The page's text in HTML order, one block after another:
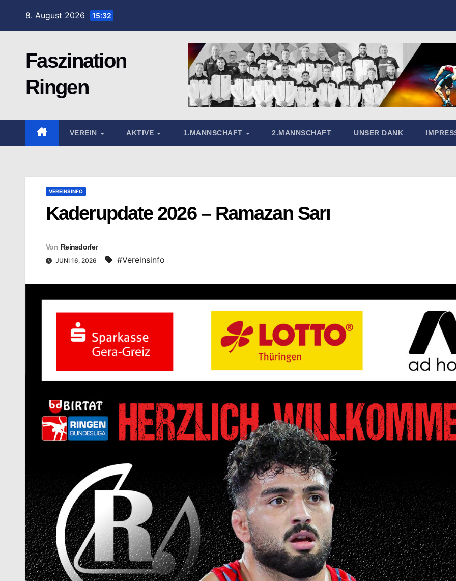
8. August 2026 15:32
Faszination
Ringen
VEREIN AKTIVE 1.MANNSCHAFT 2.MANNSCHAFT UNSER DANK
VEREINSINFO
Kaderupdate 2026 – Ramazan Sarı
Von Reinsdorfer
JUNI 16, 2026 #Vereinsinfo